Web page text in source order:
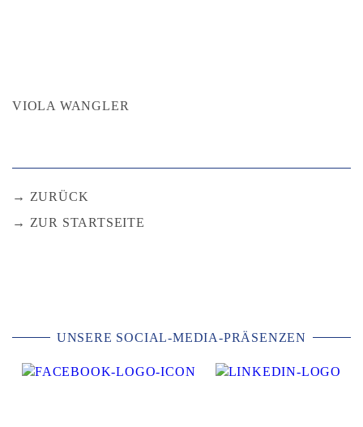
VIOLA WANGLER
ZURÜCK
ZUR STARTSEITE
UNSERE SOCIAL-MEDIA-PRÄSENZEN